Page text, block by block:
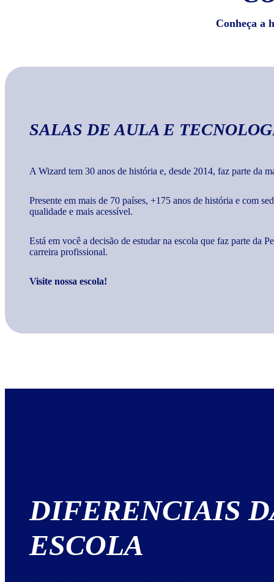
Conheça a
SALAS DE AULA E
A Wizard tem 30 anos de história e, desde 2014, faz parte da
Presente em mais de 70 países, +175 anos de história e com
qualidade e mais acessível.
Está em você a decisão de estudar na escola que faz parte da
carreira profissional.
Visite nossa escola!
DIFERENCIAIS
ESCOLA